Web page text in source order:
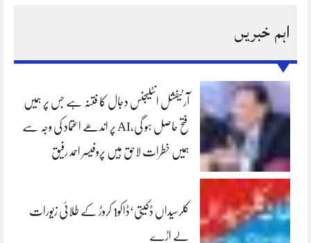
اہم خبریں
آرٹیفشل انٹلیجنس دجال کا فتنہ ہے جس پر ہمیں
فتح حاصل ہو گی،AI پر اندھے اعتماد کی وجہ سے
ہمیں خطرات لاحق ہیں پروفیسر احمد رفیق
کلرسیداں ڈکیتی‘ڈاکو1 کروڑ کے طلائی زیورات
لے اڑے